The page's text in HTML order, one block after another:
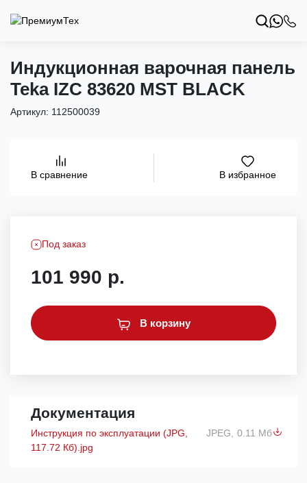
Индукционная варочная панель
Teka IZC 83620 MST BLACK
Артикул: 112500039
В сравнение В избранное
Под заказ
101 990 р.
В корзину
Документация
Инструкция по эксплуатации (JPG,
117.72 Кб).jpg
JPEG, 0.11 Мб